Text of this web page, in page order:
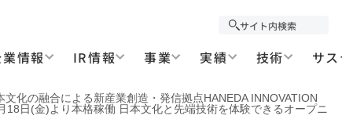
情報 IR情報 事業 実績 技術 サ
文化の融合による新産業創造・発信拠点HANEDA INNOVATION
日(金)より本格稼働 日本文化と先端技術を体験できるオープニ